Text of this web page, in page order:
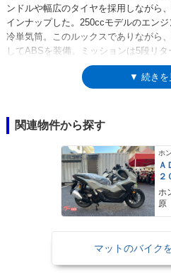
ンドルや幅広のタイヤを採用しながら
インナップした。250ccモデルのエン
冷単気筒。このルックスでありながら
してABSを装備。ミッションは5段リ
った。MUTT MOTORCYCLES（マッ
カスタムビルダーによって立ち上げら
「MUTT」をブランドネームに用いた
ツを調達して、高価になりすぎないよ
▼ 続きを
関連物件から探す
ホ
Ａ
２
ル
ホ
原
マットのバイク